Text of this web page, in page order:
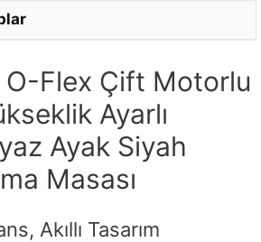
Flex Çift Motorlu
Ayarlı
Ayak Siyah
Masası
Akıllı Tasarım